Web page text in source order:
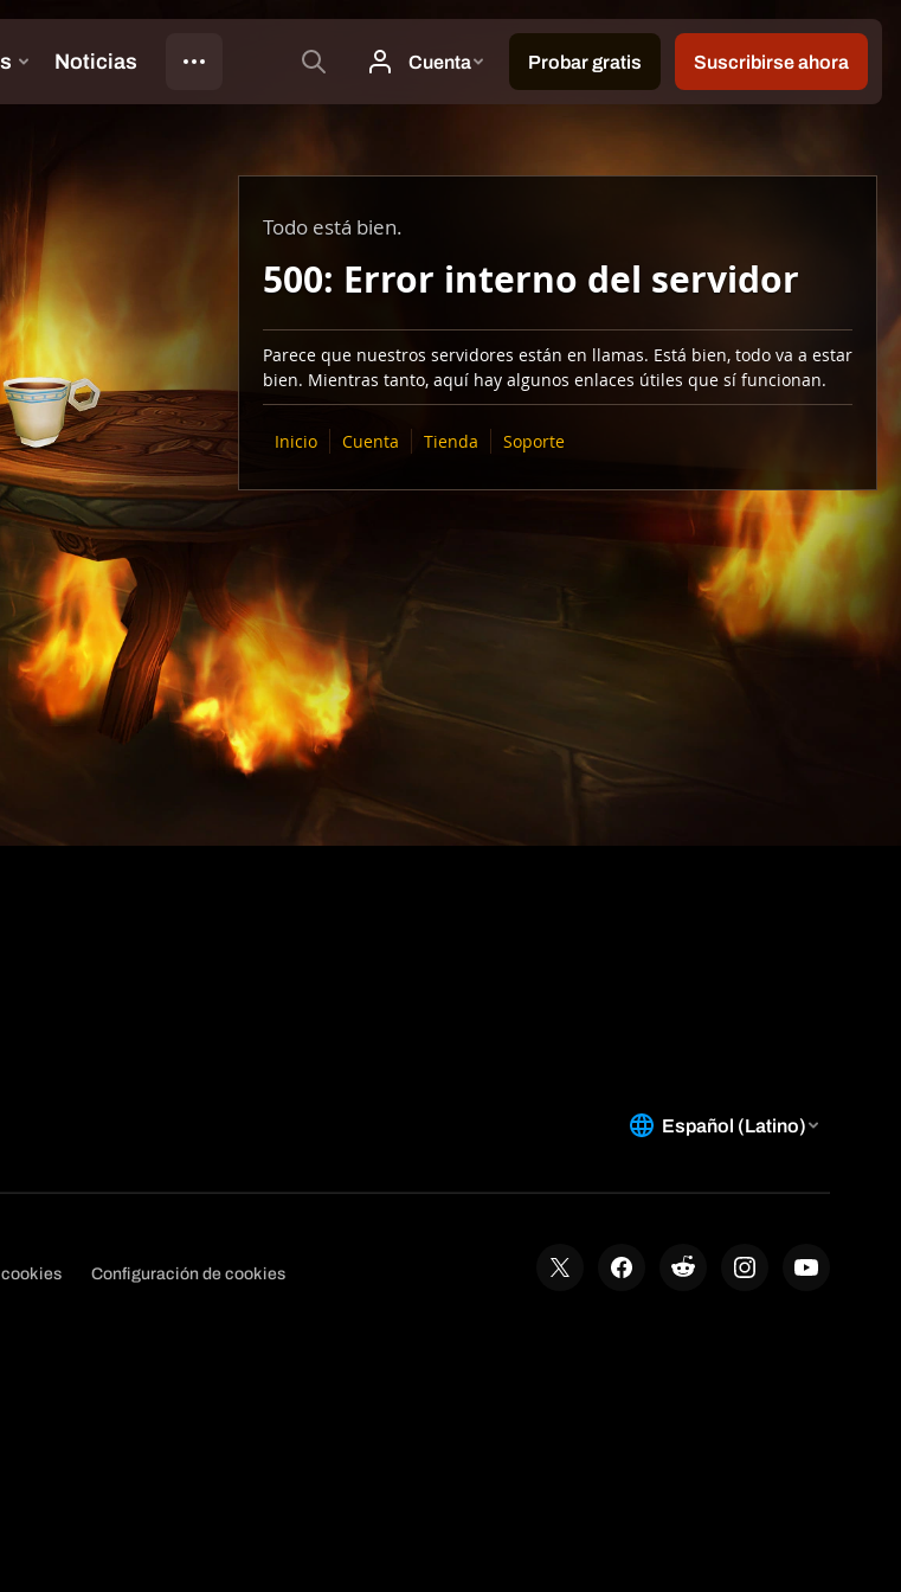
Todo está bien.
500: Error interno del servidor
Parece que nuestros servidores están en llamas. Está bien, todo va a estar
bien. Mientras tanto, aquí hay algunos enlaces útiles que sí funcionan.
Inicio Cuenta Tienda Soporte